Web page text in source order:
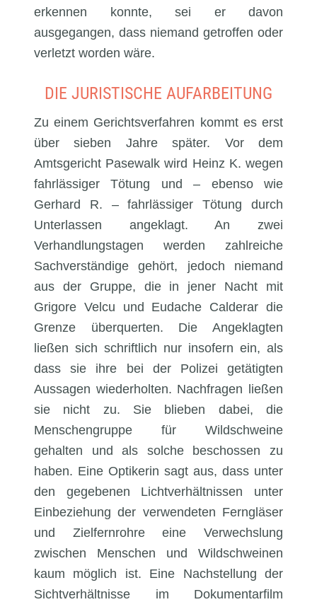
erkennen konnte, sei er davon
ausgegangen, dass niemand getroffen oder
verletzt worden wäre.
DIE JURISTISCHE AUFARBEITUNG
Zu einem Gerichtsverfahren kommt es erst
über sieben Jahre später. Vor dem
Amtsgericht Pasewalk wird Heinz K. wegen
fahrlässiger Tötung und – ebenso wie
Gerhard R. – fahrlässiger Tötung durch
Unterlassen angeklagt. An zwei
Verhandlungstagen werden zahlreiche
Sachverständige gehört, jedoch niemand
aus der Gruppe, die in jener Nacht mit
Grigore Velcu und Eudache Calderar die
Grenze überquerten. Die Angeklagten
ließen sich schriftlich nur insofern ein, als
dass sie ihre bei der Polizei getätigten
Aussagen wiederholten. Nachfragen ließen
sie nicht zu. Sie blieben dabei, die
Menschengruppe für Wildschweine
gehalten und als solche beschossen zu
haben. Eine Optikerin sagt aus, dass unter
den gegebenen Lichtverhältnissen unter
Einbeziehung der verwendeten Ferngläser
und Zielfernrohre eine Verwechslung
zwischen Menschen und Wildschweinen
kaum möglich ist. Eine Nachstellung der
Sichtverhältnisse im Dokumentarfilm